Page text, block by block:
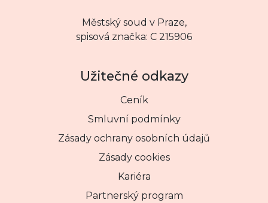
Městský soud v Praze,
spisová značka: C 215906
Užitečné odkazy
Ceník
Smluvní podmínky
Zásady ochrany osobních údajů
Zásady cookies
Kariéra
Partnerský program